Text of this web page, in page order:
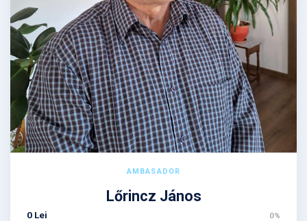
AMBASADOR
Lőrincz János
0 Lei 0%